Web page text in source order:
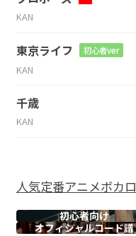
KAN
東京ライフ 初心者ver
KAN
千歳
KAN
人気定番アニメボカロ
初心者向け
オフィシャルコード譜